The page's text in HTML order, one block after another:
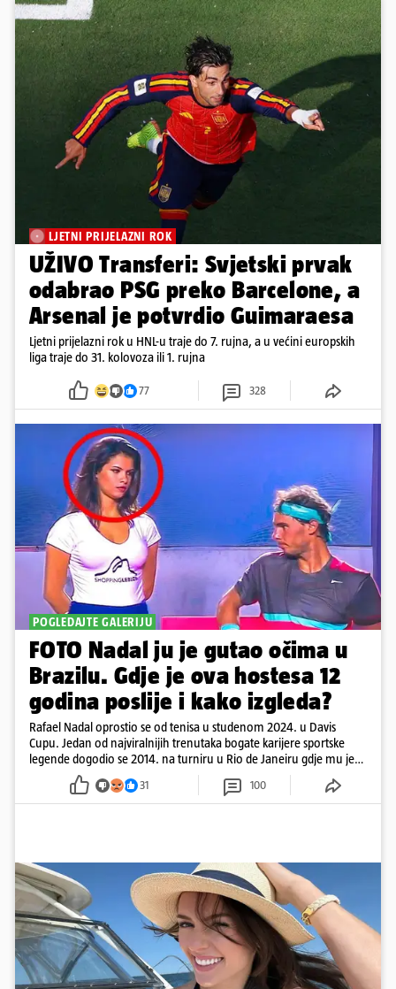
LJETNI PRIJELAZNI ROK
UŽIVO Transferi: Svjetski prvak
odabrao PSG preko Barcelone, a
Arsenal je potvrdio Guimaraesa
Ljetni prijelazni rok u HNL-u traje do 7. rujna, a u većini europskih
liga traje do 31. kolovoza ili 1. rujna
77 328
POGLEDAJTE GALERIJU
FOTO Nadal ju je gutao očima u
Brazilu. Gdje je ova hostesa 12
godina poslije i kako izgleda?
Rafael Nadal oprostio se od tenisa u studenom 2024. u Davis
Cupu. Jedan od najviralnijih trenutaka bogate karijere sportske
legende dogodio se 2014. na turniru u Rio de Janeiru gdje mu je
pažnju odvlačila ljepotica iza klupe
31 100